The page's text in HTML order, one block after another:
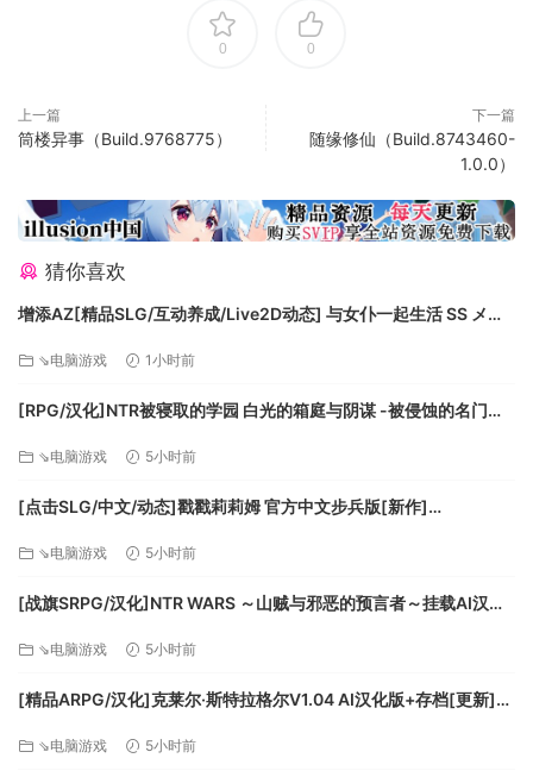
你做了那么多，你可知道，这世间最大的恐怖，到底是妖怪，
水泛滥，民不聊生。女娲补天，大禹治水，救天下苍生于水深
火热之中。大妖巫支祁于淮源兴风作浪，被大禹擒拿镇压在龟
镜”，看守被镇压的巫支祁，其地诡秘莫测，被称之为“巫陷
墓”。转眼数千年时光过去，巫陷墓中的镇压封印渐渐松动，导
致巫支祁一丝邪力外泄。
胡、黄、白、柳、灰五族内乱，胡族族人举族携带“青丘之面”来
时光荏苒，数百年后，我们的故事从南华城里一栋名为“天狐大
诡秘大厦中，流传着入夜不可外出的规则，究竟是有人作祟，
还是……
重重迷雾掩映之下，隐藏着怎样一段纠葛数百年的爱情故事？
五仙家的命运究竟如何？
0 0
上一篇
筒楼异事（Build.9768775）
下一篇
随缘修仙（Build.8743460-
1.0.0）
猜你喜欢
增添AZ[精品SLG/互动养成/Live2D动态] 与女仆一起生活 SS メイ
⇘电脑游戏 1小时前
[RPG/汉化]NTR被寝取的学园 白光的箱庭与阴谋 -被侵蚀的名门女
⇘电脑游戏 5小时前
[点击SLG/中文/动态]戳戳莉莉姆 官方中文步兵版[新作]
⇘电脑游戏 5小时前
[战旗SRPG/汉化]NTR WARS ～山贼与邪恶的预言者～挂载AI汉化
⇘电脑游戏 5小时前
[精品ARPG/汉化]克莱尔·斯特拉格尔V1.04 AI汉化版+存档[更新]
⇘电脑游戏 5小时前